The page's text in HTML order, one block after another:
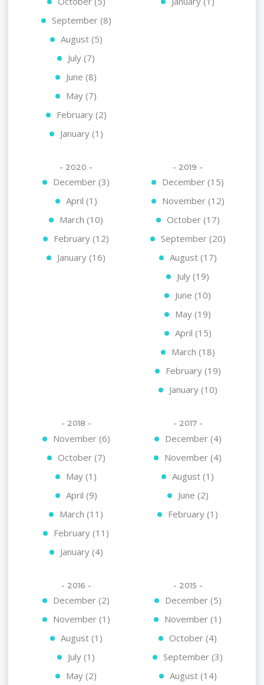
September (8)
August (5)
July (7)
June (8)
May (7)
February (2)
January (1)
- 2020 -
December (3)
April (1)
March (10)
February (12)
January (16)
- 2019 -
December (15)
November (12)
October (17)
September (20)
August (17)
July (19)
June (10)
May (19)
April (15)
March (18)
February (19)
January (10)
- 2018 -
November (6)
October (7)
May (1)
April (9)
March (11)
February (11)
January (4)
- 2017 -
December (4)
November (4)
August (1)
June (2)
February (1)
- 2016 -
December (2)
November (1)
August (1)
July (1)
May (2)
- 2015 -
December (5)
November (1)
October (4)
September (3)
August (14)